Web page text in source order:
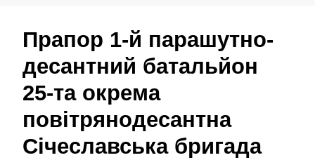
Прапор 1-й парашутно-
десантний батальйон
25-та окрема
повітрянодесантна
Січеславська бригада